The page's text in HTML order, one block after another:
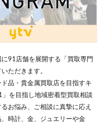
91店舗を展開する「買取専門
ただきます。
品・貴金属買取店を目指すキ
を目指し地域密着型買取相談
お悩み、ご相談に真摯に応え
時計、金、ジュエリーや金